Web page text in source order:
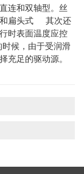
连和双轴型。丝
和扁头式 其次还
时表面温度应控
时候，由于受润滑
充足的驱动源。